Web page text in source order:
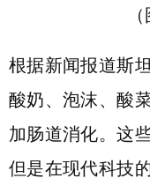
根据新闻报道斯
酸奶、泡沫、酸
加肠道消化。这
但是在现代科技